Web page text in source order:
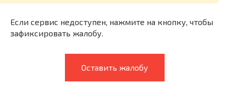
Если сервис недоступен, нажмите на кнопку, чтобы
зафиксировать жалобу.
Оставить жалобу